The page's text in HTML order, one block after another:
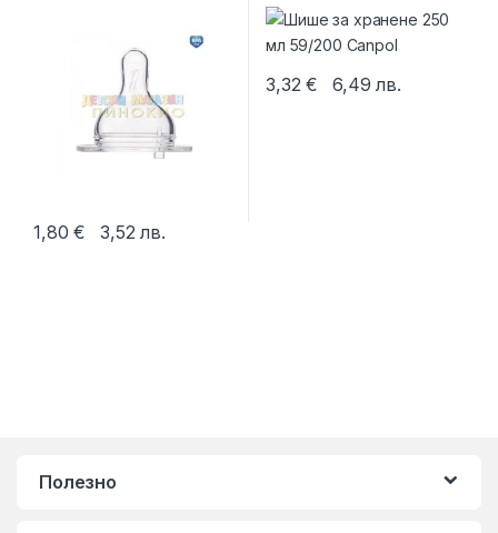
1,80€ 3,52лв.
3,32€ 6,49лв.
This product has multiple
Полезно